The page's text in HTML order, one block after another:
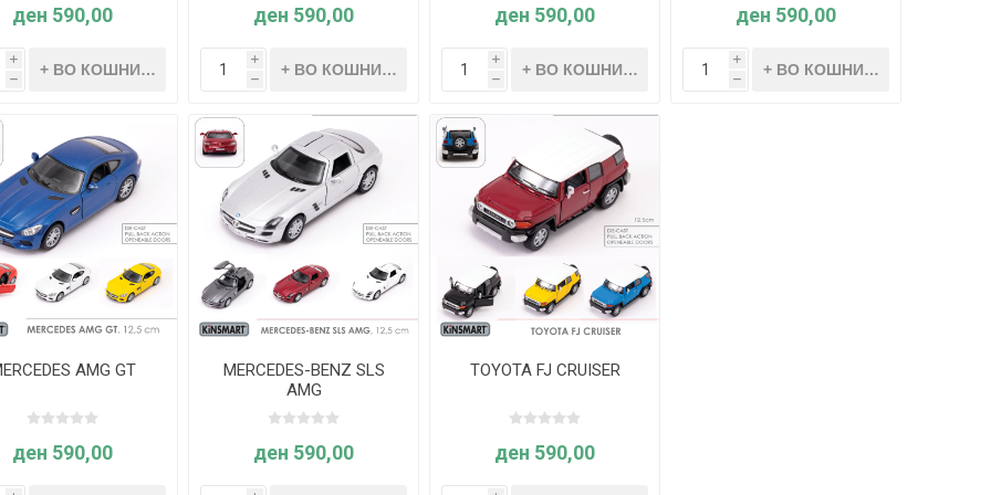
ден 590,00
i
h
ден 590,00
i
h
ден 590,00
i
h
ден 590,00
i
h
AMG GT
ден 590,00
MERCEDES-BENZ SLS
AMG
ден 590,00
TOYOTA FJ CRUISER
ден 590,00